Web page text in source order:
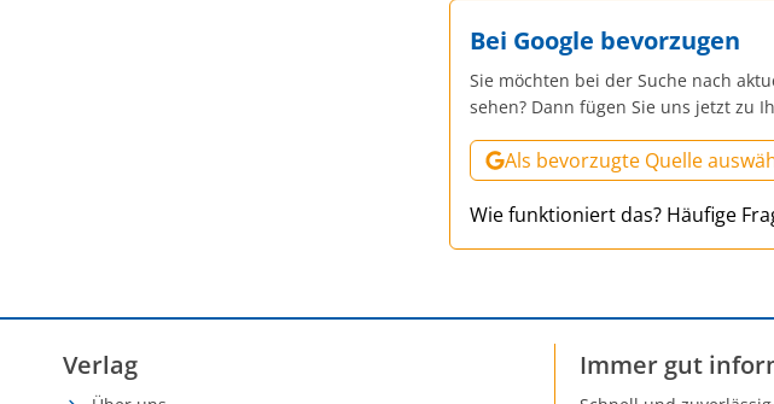
Bei Google bevorzugen
Sie möchten bei der Suche nach
sehen? Dann fügen Sie uns jetzt zu
Als bevorzugte Quelle
Wie funktioniert das? Häufige
Verlag Immer gut